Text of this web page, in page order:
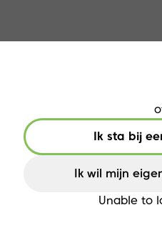
Ik sta bij
Ik wil mijn
Unable to